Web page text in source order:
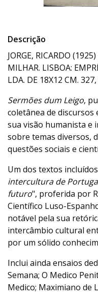
Descrição
JORGE, RICARDO (1925)
MILHAR. LISBOA:
LDA. DE 18X12 CM.
Sermões dum Leigo,
coletânea de discursos
sua visão humanista e
sobre temas diversos,
questões sociais e
Um dos textos
intercultura de
futuro", proferida por
Científico Luso-
notável pela sua
intercâmbio cultural
por um sólido
Inclui ainda ensaios
Semana; O Medico
Medico; Maximiano de